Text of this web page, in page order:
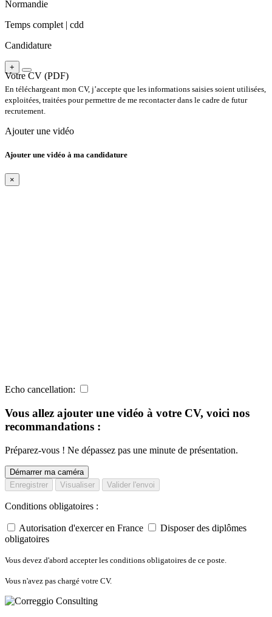
Normandie
Temps complet | cdd
Candidature
Votre CV (PDF)
+
En téléchargeant mon CV, j’accepte que les informations saisies soient utilisées,
exploitées, traitées pour permettre de me recontacter dans le cadre de futur
recrutement.
Ajouter une vidéo
Ajouter une vidéo à ma candidature
×
Echo cancellation:
Vous allez ajouter une vidéo à votre CV, voici nos
recommandations :
Préparez-vous ! Ne dépassez pas une minute de présentation.
Démarrer ma caméra
Enregistrer
Visualiser Valider l'envoi
Conditions obligatoires :
Autorisation d'exercer en France
Disposer des diplômes
obligatoires
Vous devez d'abord accepter les conditions obligatoires de ce poste.
Vous n'avez pas chargé votre CV.